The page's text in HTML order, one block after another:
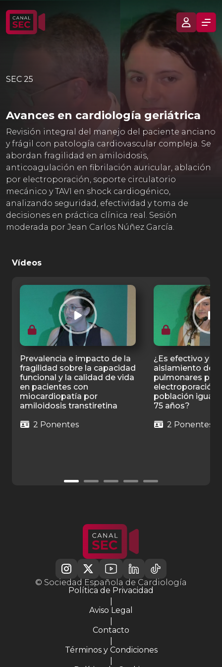
SEC 25
Avances en cardiología geriátrica
Revisión integral del manejo del paciente anciano
y frágil con patología cardiovascular compleja. Se
abordan fragilidad en amiloidosis,
anticoagulación en fibrilación auricular, ablación
por electroporación, soporte circulatorio
mecánico y TAVI en shock cardiogénico,
analizando seguridad, efectividad y toma de
decisiones en práctica clínica real. Sesión
moderada por Jean Carlos Núñez García.
Vídeos
Prevalencia e impacto de la
fragilidad sobre la capacidad
funcional y la calidad de vida
en pacientes con
miocardiopatía por
amiloidosis transtiretina
2 Ponentes
¿Es efectivo y
aislamiento de
pulmonares por
electroporación
población igual
75 años?
2 Ponentes
© Sociedad Española de Cardiología
Política de Privacidad
|
Aviso Legal
|
Contacto
|
Términos y Condiciones
|